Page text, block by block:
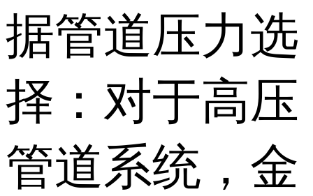
据管道压力选
择：对于高压
管道系统，金